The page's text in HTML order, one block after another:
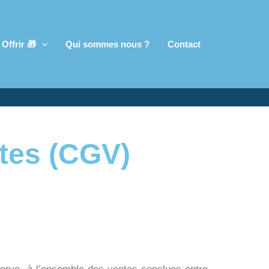
Offrir 🎁 Qui sommes nous ? Contact
(CGV)